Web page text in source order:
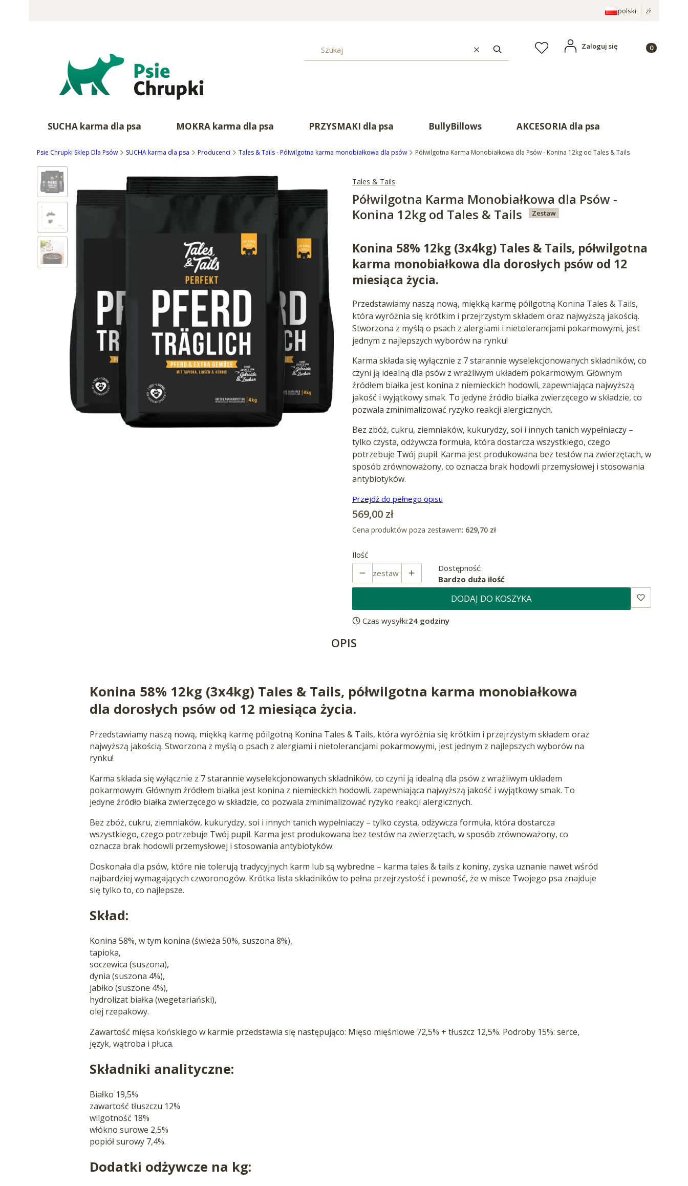
polski zł
WyczyśćSzukaj Ulubione
Zaloguj się Produkty w
SUCHA karma dla psa MOKRA karma dla psa PRZYSMAKI dla psa BullyBillows AKCESORIA dla psa
Psie Chrupki Sklep Dla Psów SUCHA karma dla psa Producenci Tales & Tails - Półwilgotna karma monobiałkowa dla psów Półwilgotna Karma Monobiałkowa dla Psów - Konina 12kg od Tales & Tails
Tales & Tails
Półwilgotna Karma Monobiałkowa dla Psów -
Konina 12kg od Tales & Tails
Zestaw
Konina 58% 12kg (3x4kg) Tales & Tails, półwilgotna
karma monobiałkowa dla dorosłych psów od 12
miesiąca życia.
Przedstawiamy naszą nową, miękką karmę póilgotną Konina Tales & Tails,
która wyróżnia się krótkim i przejrzystym składem oraz najwyższą jakością.
Stworzona z myślą o psach z alergiami i nietolerancjami pokarmowymi, jest
jednym z najlepszych wyborów na rynku!
Karma składa się wyłącznie z 7 starannie wyselekcjonowanych składników, co
czyni ją idealną dla psów z wrażliwym układem pokarmowym. Głównym
źródłem białka jest konina z niemieckich hodowli, zapewniająca najwyższą
jakość i wyjątkowy smak. To jedyne źródło białka zwierzęcego w składzie, co
pozwala zminimalizować ryzyko reakcji alergicznych.
Bez zbóż, cukru, ziemniaków, kukurydzy, soi i innych tanich wypełniaczy –
tylko czysta, odżywcza formuła, która dostarcza wszystkiego, czego
potrzebuje Twój pupil. Karma jest produkowana bez testów na zwierzętach, w
sposób zrównoważony, co oznacza brak hodowli przemysłowej i stosowania
antybiotyków.
Przejdź do pełnego opisu
Cena
569,00 zł
Cena produktów poza zestawem: 629,70 zł
Ilość
zestaw
Dostępność:
Bardzo duża ilość
DODAJ DO KOSZYKA
Czas wysyłki:24 godziny
OPIS
Konina 58% 12kg (3x4kg) Tales & Tails, półwilgotna karma monobiałkowa
dla dorosłych psów od 12 miesiąca życia.
Przedstawiamy naszą nową, miękką karmę póilgotną Konina Tales & Tails, która wyróżnia się krótkim i przejrzystym składem oraz
najwyższą jakością. Stworzona z myślą o psach z alergiami i nietolerancjami pokarmowymi, jest jednym z najlepszych wyborów na
rynku!
Karma składa się wyłącznie z 7 starannie wyselekcjonowanych składników, co czyni ją idealną dla psów z wrażliwym układem
pokarmowym. Głównym źródłem białka jest konina z niemieckich hodowli, zapewniająca najwyższą jakość i wyjątkowy smak. To
jedyne źródło białka zwierzęcego w składzie, co pozwala zminimalizować ryzyko reakcji alergicznych.
Bez zbóż, cukru, ziemniaków, kukurydzy, soi i innych tanich wypełniaczy – tylko czysta, odżywcza formuła, która dostarcza
wszystkiego, czego potrzebuje Twój pupil. Karma jest produkowana bez testów na zwierzętach, w sposób zrównoważony, co
oznacza brak hodowli przemysłowej i stosowania antybiotyków.
Doskonała dla psów, które nie tolerują tradycyjnych karm lub są wybredne – karma tales & tails z koniny, zyska uznanie nawet wśród
najbardziej wymagających czworonogów. Krótka lista składników to pełna przejrzystość i pewność, że w misce Twojego psa znajduje
się tylko to, co najlepsze.
Skład:
Konina 58%, w tym konina (świeża 50%, suszona 8%),
tapioka,
soczewica (suszona),
dynia (suszona 4%),
jabłko (suszone 4%),
hydrolizat białka (wegetariański),
olej rzepakowy.
Zawartość mięsa końskiego w karmie przedstawia się następująco: Mięso mięśniowe 72,5% + tłuszcz 12,5%. Podroby 15%: serce,
język, wątroba i płuca.
Składniki analityczne:
Białko 19,5%
zawartość tłuszczu 12%
wilgotność 18%
włókno surowe 2,5%
popiół surowy 7,4%.
Dodatki odżywcze na kg: